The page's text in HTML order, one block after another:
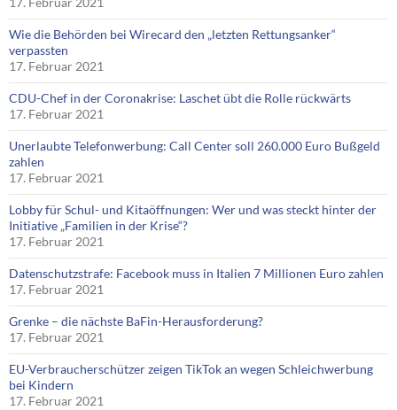
Wie die Behörden bei Wirecard den „letzten Rettungsanker“
verpassten
17. Februar 2021
CDU-Chef in der Coronakrise: Laschet übt die Rolle rückwärts
17. Februar 2021
Unerlaubte Telefonwerbung: Call Center soll 260.000 Euro Bußgeld
zahlen
17. Februar 2021
Lobby für Schul- und Kitaöffnungen: Wer und was steckt hinter der
Initiative „Familien in der Krise“?
17. Februar 2021
Datenschutzstrafe: Facebook muss in Italien 7 Millionen Euro zahlen
17. Februar 2021
Grenke – die nächste BaFin-Herausforderung?
17. Februar 2021
EU-Verbraucherschützer zeigen TikTok an wegen Schleichwerbung
bei Kindern
17. Februar 2021